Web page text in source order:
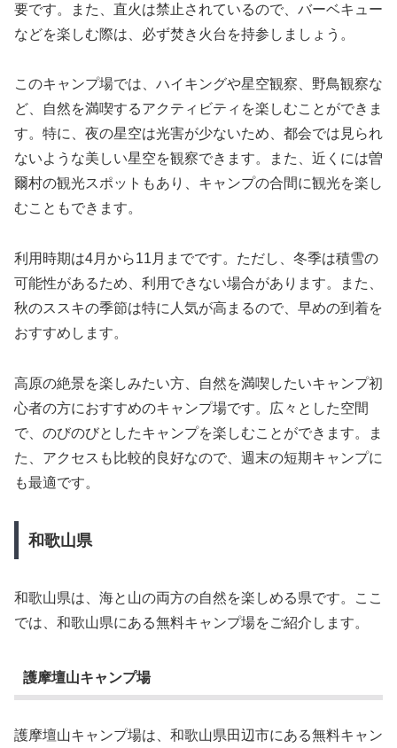
要です。また、直火は禁止されているので、バーベキュー
などを楽しむ際は、必ず焚き火台を持参しましょう。
このキャンプ場では、ハイキングや星空観察、野鳥観察な
ど、自然を満喫するアクティビティを楽しむことができま
す。特に、夜の星空は光害が少ないため、都会では見られ
ないような美しい星空を観察できます。また、近くには曽
爾村の観光スポットもあり、キャンプの合間に観光を楽し
むこともできます。
利用時期は4月から11月までです。ただし、冬季は積雪の
可能性があるため、利用できない場合があります。また、
秋のススキの季節は特に人気が高まるので、早めの到着を
おすすめします。
高原の絶景を楽しみたい方、自然を満喫したいキャンプ初
心者の方におすすめのキャンプ場です。広々とした空間
で、のびのびとしたキャンプを楽しむことができます。ま
た、アクセスも比較的良好なので、週末の短期キャンプに
も最適です。
和歌山県
和歌山県は、海と山の両方の自然を楽しめる県です。ここ
では、和歌山県にある無料キャンプ場をご紹介します。
護摩壇山キャンプ場
護摩壇山キャンプ場は、和歌山県田辺市にある無料キャン